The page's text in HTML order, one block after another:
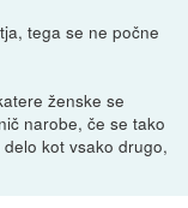
tega se ne počne
ženske se
narobe, če se tako
kot vsako drugo,